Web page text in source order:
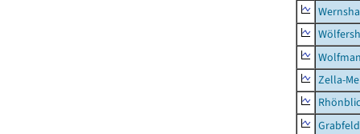
Zella-
Grabfeld